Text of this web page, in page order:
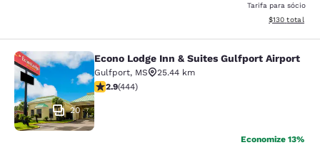
Tarifa para sócio
Exibir
$130 total
Econo Lodge Inn & Suites Gulfport
20
Econo Lodge Inn & Suites Gulfport Airport
Gulfport, MS
25.44 km
classificação 2.9 estrelas. Razoável. 444 avaliações
2.9(444)
Economize 13%